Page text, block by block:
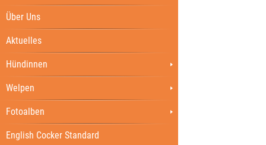
Über Uns
Aktuelles
Hündinnen
Welpen
Fotoalben
English Cocker Standard